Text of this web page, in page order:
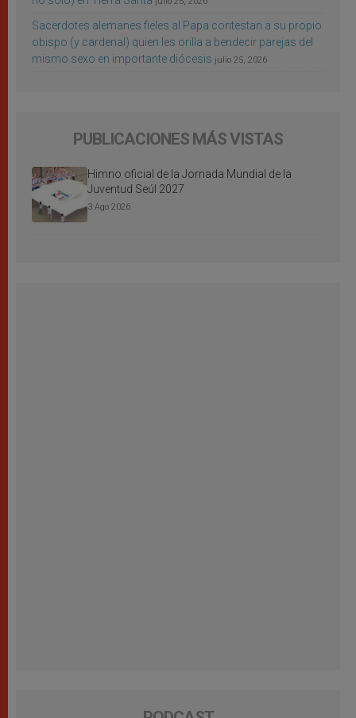
Sacerdotes alemanes fieles al Papa contestan a su propio
obispo (y cardenal) quien les orilla a bendecir parejas del
mismo sexo en importante diócesis julio 25, 2026
PUBLICACIONES MÁS VISTAS
Himno oficial de la Jornada Mundial de la
Juventud Seúl 2027
3 Ago 2026